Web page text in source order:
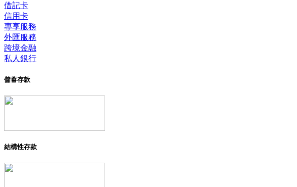
借記卡
信用卡
專享服務
外匯服務
跨境金融
私人銀行
儲蓄存款
結構性存款